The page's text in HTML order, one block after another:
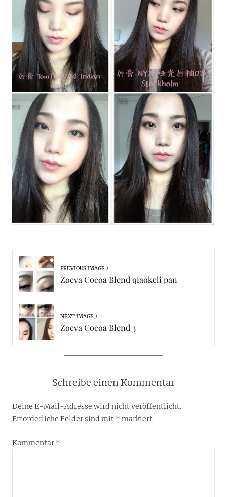
PREVIOUS IMAGE
Zoeva Cocoa Blend qiaokeli pan
NEXT IMAGE
Zoeva Cocoa Blend 3
Schreibe einen Kommentar
Deine E-Mail-Adresse wird nicht veröffentlicht.
Erforderliche Felder sind mit * markiert
Kommentar *